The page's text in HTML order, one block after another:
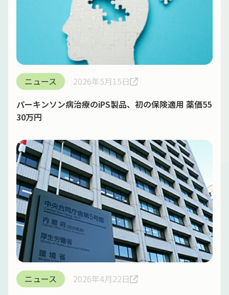
ニュース
2026年5月15日
パーキンソン病治療のiPS製品、初の保険適用 薬価55
30万円
ニュース
2026年4月22日